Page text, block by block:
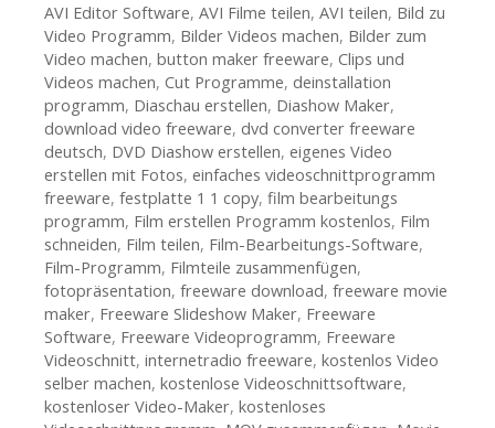
AVI Editor Software, AVI Filme teilen, AVI teilen, Bild zu
Video Programm, Bilder Videos machen, Bilder zum
Video machen, button maker freeware, Clips und
Videos machen, Cut Programme, deinstallation
programm, Diaschau erstellen, Diashow Maker,
download video freeware, dvd converter freeware
deutsch, DVD Diashow erstellen, eigenes Video
erstellen mit Fotos, einfaches videoschnittprogramm
freeware, festplatte 1 1 copy, film bearbeitungs
programm, Film erstellen Programm kostenlos, Film
schneiden, Film teilen, Film-Bearbeitungs-Software,
Film-Programm, Filmteile zusammenfügen,
fotopräsentation, freeware download, freeware movie
maker, Freeware Slideshow Maker, Freeware
Software, Freeware Videoprogramm, Freeware
Videoschnitt, internetradio freeware, kostenlos Video
selber machen, kostenlose Videoschnittsoftware,
kostenloser Video-Maker, kostenloses